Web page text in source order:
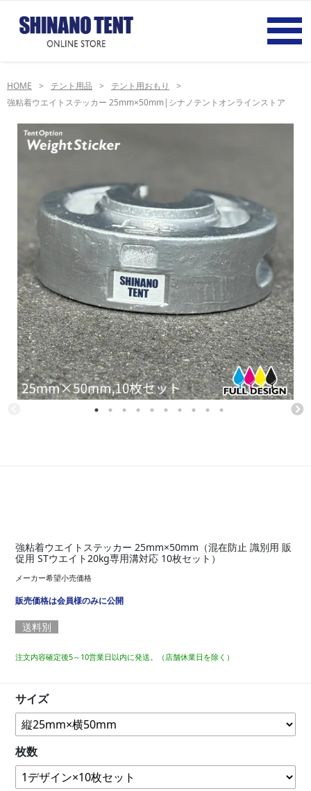
HOME テント用品
テント用おもり
強粘着ウエイトステッカー 25mm×50mm|シナノテントオンラインストア
強粘着ウエイトステッカー 25mm×50mm（混在防止 識別用 販
促用 STウエイト20kg専用溝対応 10枚セット）
メーカー希望小売価格
販売価格は会員様のみに公開
送料別
注文内容確定後5～10営業日以内に発送。（店舗休業日を除く）
サイズ
枚数